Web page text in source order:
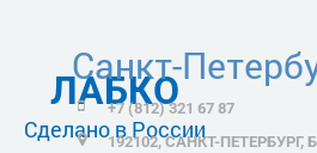
ЛАБКО
Сделано в России
Санкт-
+7 (812) 321 67 87
192102, САНКТ-ПЕТЕРБУРГ,